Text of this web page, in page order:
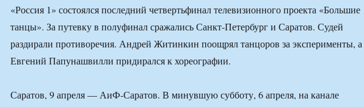
«Россия 1» состоялся последний четвертьфинал телевизионного проекта «Большие
танцы». За путевку в полуфинал сражались Санкт-Петербург и Саратов. Судей
раздирали противоречия. Андрей Житинкин поощрял танцоров за эксперименты, а
Евгений Папунашвилли придирался к хореографии.
Саратов, 9 апреля — АиФ-Саратов. В минувшую субботу, 6 апреля, на канале